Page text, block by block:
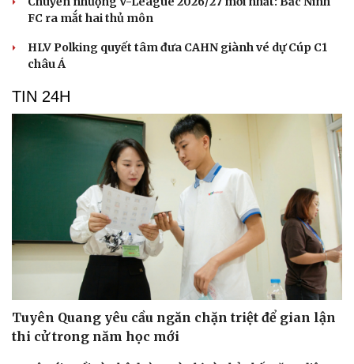
FC ra mắt hai thủ môn
HLV Polking quyết tâm đưa CAHN giành vé dự Cúp C1
châu Á
TIN 24H
Tuyên Quang yêu cầu ngăn chặn triệt để gian lận
thi cử trong năm học mới